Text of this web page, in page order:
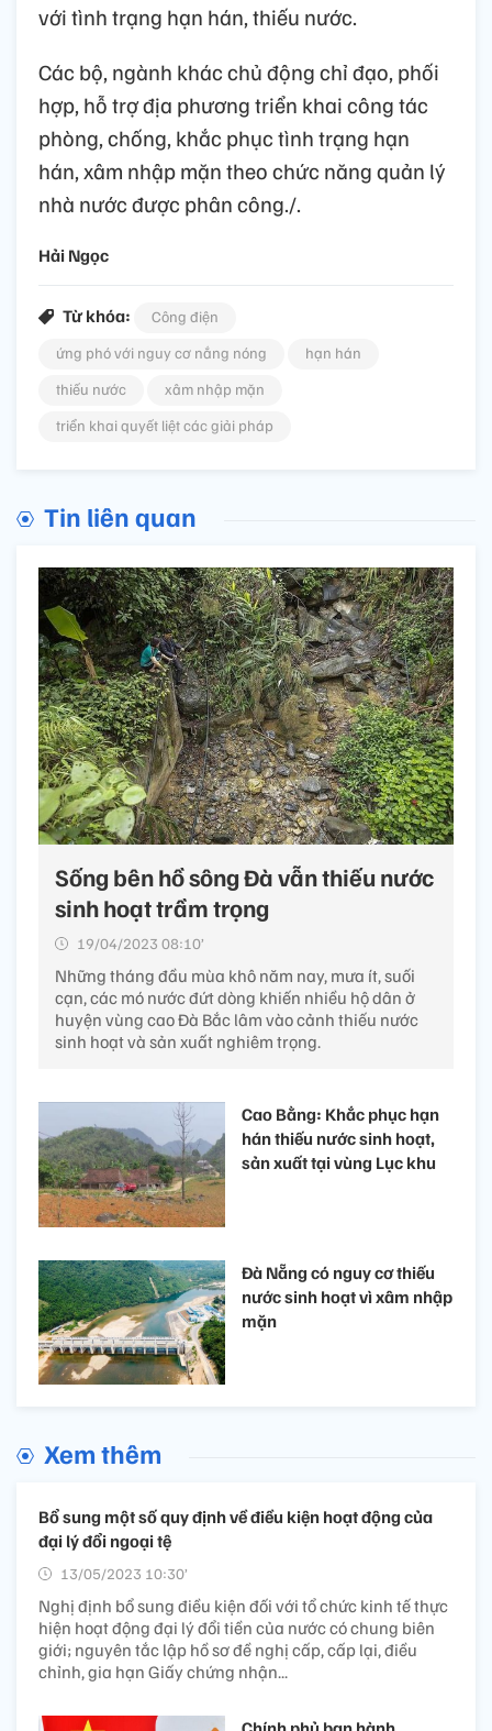
với tình trạng hạn hán, thiếu nước.
Các bộ, ngành khác chủ động chỉ đạo, phối
hợp, hỗ trợ địa phương triển khai công tác
phòng, chống, khắc phục tình trạng hạn
hán, xâm nhập mặn theo chức năng quản lý
nhà nước được phân công./.
Hải Ngọc
Từ khóa:
Công điện
ứng phó với nguy cơ nắng nóng
hạn hán
thiếu nước
xâm nhập mặn
triển khai quyết liệt các giải pháp
Tin liên quan
Sống bên hồ sông Đà vẫn thiếu nước
sinh hoạt trầm trọng
19/04/2023 08:10’
Những tháng đầu mùa khô năm nay, mưa ít, suối
cạn, các mó nước đứt dòng khiến nhiều hộ dân ở
huyện vùng cao Đà Bắc lâm vào cảnh thiếu nước
sinh hoạt và sản xuất nghiêm trọng.
Cao Bằng: Khắc phục hạn
hán thiếu nước sinh hoạt,
sản xuất tại vùng Lục khu
Đà Nẵng có nguy cơ thiếu
nước sinh hoạt vì xâm nhập
mặn
Xem thêm
Bổ sung một số quy định về điều kiện hoạt động của
đại lý đổi ngoại tệ
13/05/2023 10:30’
Nghị định bổ sung điều kiện đối với tổ chức kinh tế thực
hiện hoạt động đại lý đổi tiền của nước có chung biên
giới; nguyên tắc lập hồ sơ đề nghị cấp, cấp lại, điều
chỉnh, gia hạn Giấy chứng nhận...